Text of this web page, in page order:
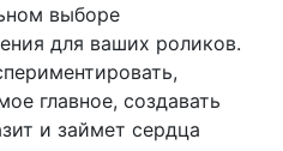
выборе
для ваших роликов.
главное, создавать
и займет сердца